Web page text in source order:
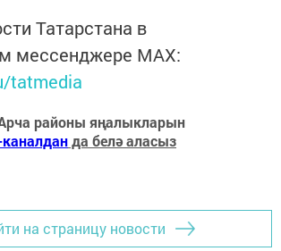
Татарстана в
мессенджере MАХ:
tatmedia
районы яңалыкларын
да белә аласыз
на страницу новости